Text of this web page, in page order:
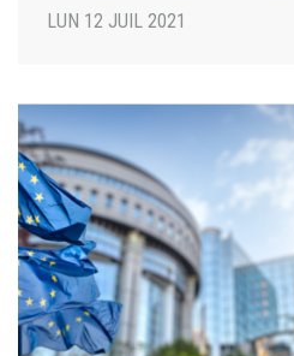
LUN 12 JUIL 2021